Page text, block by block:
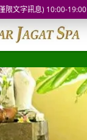
限文字訊息) 10:00-19:00